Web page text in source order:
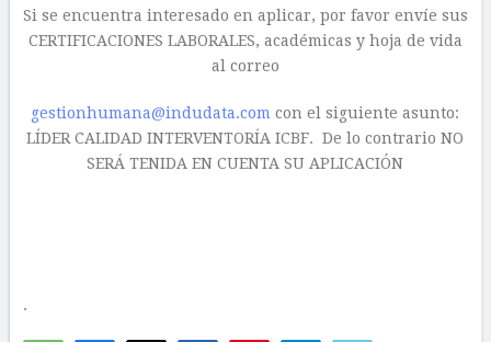
Si se encuentra interesado en aplicar, por favor envíe sus
CERTIFICACIONES LABORALES, académicas y hoja de vida
al correo
gestionhumana@indudata.com con el siguiente asunto:
LÍDER CALIDAD INTERVENTORÍA ICBF. De lo contrario NO
SERÁ TENIDA EN CUENTA SU APLICACIÓN
.